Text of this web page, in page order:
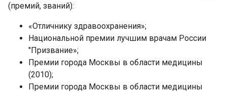
(премий, званий):
«Отличнику здравоохранения»;
Национальной премии лучшим врачам России
"Призвание»;
Премии города Москвы в области медицины
(2010);
Премии города Москвы в области медицины